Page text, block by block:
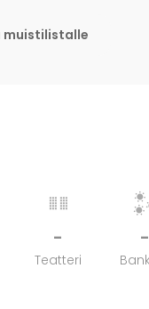
muistilistalle
-
Teatteri
-